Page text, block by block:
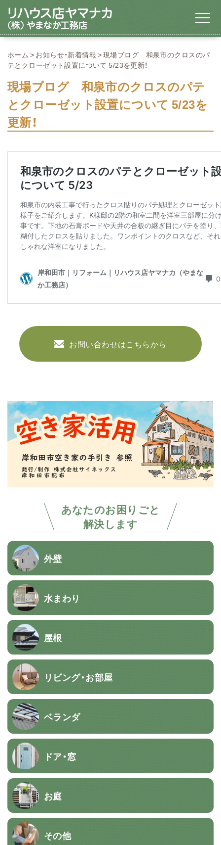
あなたのお困りごと
解決します
外壁
水まわり
屋根
リビング・お部屋
ベランダ
ドア・窓
お庭
その他
ホーム お知らせ・新着情報
現場ブログ 和泉市のクロスのパ
テとクローゼット設置について 5/23を更新！
現場ブログ 和泉市のクロスのパテ
とクローゼット設置について 5/23を
更新！
お問い合わせはこちらから